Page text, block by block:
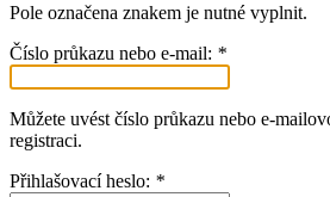
Pole označena znakem je nutné vyplnit.
Číslo průkazu nebo e-mail: *
Můžete uvést číslo průkazu nebo e-
registraci.
Přihlašovací heslo: *